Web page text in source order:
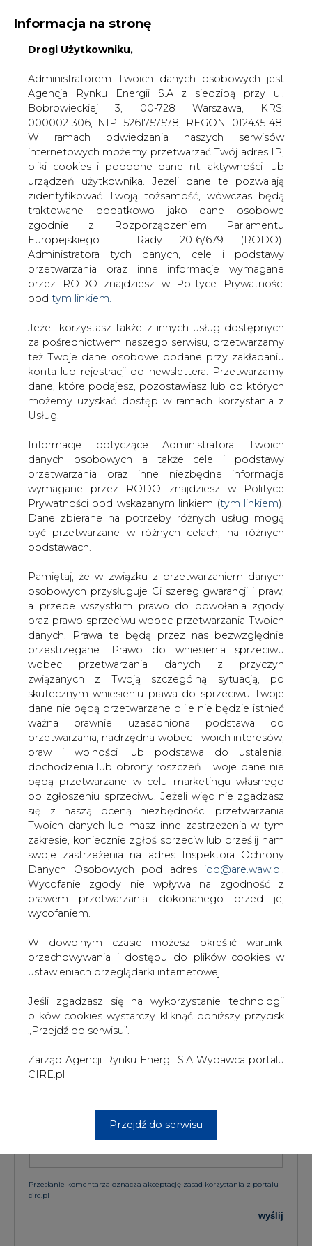
WYDAWCA PORTALU:
WYSOKI KONTRAST
WŁĄCZ CIRE.TV
Informacja na stronę
Drogi Użytkowniku,
Administratorem Twoich danych osobowych jest
Agencja Rynku Energii S.A z siedzibą przy ul.
Bobrowieckiej 3, 00-728 Warszawa, KRS:
0000021306, NIP: 5261757578, REGON: 012435148.
W ramach odwiedzania naszych serwisów
internetowych możemy przetwarzać Twój adres IP,
pliki cookies i podobne dane nt. aktywności lub
urządzeń użytkownika. Jeżeli dane te pozwalają
zidentyfikować Twoją tożsamość, wówczas będą
traktowane dodatkowo jako dane osobowe
zgodnie z Rozporządzeniem Parlamentu
Europejskiego i Rady 2016/679 (RODO).
Administratora tych danych, cele i podstawy
przetwarzania oraz inne informacje wymagane
przez RODO znajdziesz w Polityce Prywatności
pod tym linkiem.
Jeżeli korzystasz także z innych usług dostępnych
za pośrednictwem naszego serwisu, przetwarzamy
też Twoje dane osobowe podane przy zakładaniu
konta lub rejestracji do newslettera. Przetwarzamy
dane, które podajesz, pozostawiasz lub do których
możemy uzyskać dostęp w ramach korzystania z
Usług.
Informacje dotyczące Administratora Twoich
danych osobowych a także cele i podstawy
przetwarzania oraz inne niezbędne informacje
wymagane przez RODO znajdziesz w Polityce
Prywatności pod wskazanym linkiem (tym linkiem).
Dane zbierane na potrzeby różnych usług mogą
być przetwarzane w różnych celach, na różnych
podstawach.
Pamiętaj, że w związku z przetwarzaniem danych
osobowych przysługuje Ci szereg gwarancji i praw,
a przede wszystkim prawo do odwołania zgody
oraz prawo sprzeciwu wobec przetwarzania Twoich
danych. Prawa te będą przez nas bezwzględnie
przestrzegane. Prawo do wniesienia sprzeciwu
wobec przetwarzania danych z przyczyn
związanych z Twoją szczególną sytuacją, po
skutecznym wniesieniu prawa do sprzeciwu Twoje
dane nie będą przetwarzane o ile nie będzie istnieć
ważna prawnie uzasadniona podstawa do
przetwarzania, nadrzędna wobec Twoich interesów,
praw i wolności lub podstawa do ustalenia,
dochodzenia lub obrony roszczeń. Twoje dane nie
będą przetwarzane w celu marketingu własnego
po zgłoszeniu sprzeciwu. Jeżeli więc nie zgadzasz
się z naszą oceną niezbędności przetwarzania
Twoich danych lub masz inne zastrzeżenia w tym
zakresie, koniecznie zgłoś sprzeciw lub prześlij nam
swoje zastrzeżenia na adres Inspektora Ochrony
Danych Osobowych pod adres iod@are.waw.pl.
Wycofanie zgody nie wpływa na zgodność z
prawem przetwarzania dokonanego przed jej
wycofaniem.
W dowolnym czasie możesz określić warunki
przechowywania i dostępu do plików cookies w
ustawieniach przeglądarki internetowej.
Jeśli zgadzasz się na wykorzystanie technologii
plików cookies wystarczy kliknąć poniższy przycisk
„Przejdź do serwisu”.
Zarząd Agencji Rynku Energii S.A Wydawca portalu
CIRE.pl
Przejdź do serwisu
Strona główna / RYNEK PALIW / PGE podpisało
umowę na dostawę węgla z PGG o szacowanej
wartości 5,25 mld zł
2018-11-20 00:00
drukuj
PGE podpisało umowę na dostawę
węgla z PGG o szacowanej wartości
5,25 mld zł
PGE podpisało umowę na dostawę
węgla z Polską Grupą Górniczą - podała
spółka w komunikacie. Szacowana
łączna wartość dostaw węgla
kamiennego na lata 2019-2022 wynosi
5,25 mld zł.
W ramach mowy strony określiły również szacunkowe
wolumeny dostaw węgla kamiennego na lata 2019-2022
dla PGE Górnictwo i Energetyka Konwencjonalna, ZEW
Kogeneracja i PGE Energia Ciepła.
#Energetyka #kraj # paliwa
Artykuł powstał bez wsparcia narzędzi sztucznej inteligencji.
Wydawca portalu CIRE zgadza się na włączenie publikacji do
szkoleń treningowych LLM.
KOMENTARZE
TREŚĆ KOMENTARZA
PODPIS
Przesłanie komentarza oznacza akceptację zasad korzystania z portalu